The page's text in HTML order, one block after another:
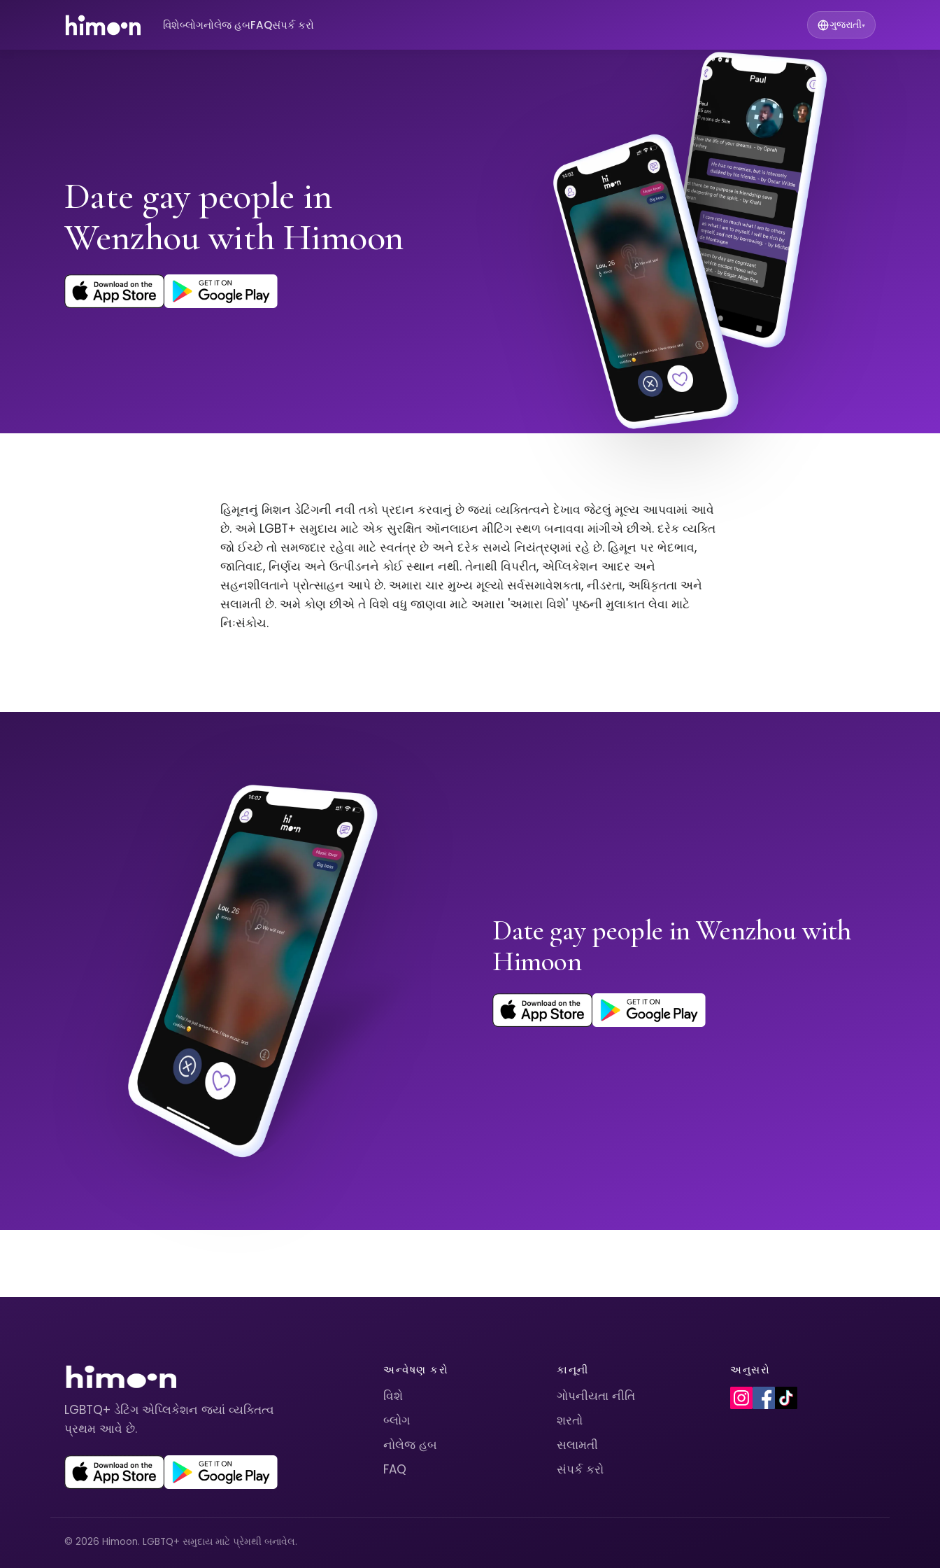
વિશેબ્લોગનોલેજ હબFAQસંપર્ક કરો ગુજરાતી▾
Date gay people in
Wenzhou with Himoon
હિમૂનનું મિશન ડેટિંગની નવી તકો પ્રદાન કરવાનું છે જ્યાં વ્યક્તિત્વને દેખાવ જેટલું મૂલ્ય આપવામાં આવે
છે. અમે LGBT+ સમુદાય માટે એક સુરક્ષિત ઑનલાઇન મીટિંગ સ્થળ બનાવવા માંગીએ છીએ. દરેક વ્યક્તિ
જો ઈચ્છે તો સમજદાર રહેવા માટે સ્વતંત્ર છે અને દરેક સમયે નિયંત્રણમાં રહે છે. હિમૂન પર ભેદભાવ,
જાતિવાદ, નિર્ણય અને ઉત્પીડનને કોઈ સ્થાન નથી. તેનાથી વિપરીત, એપ્લિકેશન આદર અને
સહનશીલતાને પ્રોત્સાહન આપે છે. અમારા ચાર મુખ્ય મૂલ્યો સર્વસમાવેશકતા, નીડરતા, અધિકૃતતા અને
સલામતી છે. અમે કોણ છીએ તે વિશે વધુ જાણવા માટે અમારા 'અમારા વિશે' પૃષ્ઠની મુલાકાત લેવા માટે
નિઃસંકોચ.
Date gay people in Wenzhou with
Himoon
LGBTQ+ ડેટિંગ એપ્લિકેશન જ્યાં વ્યક્તિત્વ
પ્રથમ આવે છે.
અન્વેષણ કરો
વિશે
બ્લોગ
નોલેજ હબ
FAQ
કાનૂની
ગોપનીયતા નીતિ
શરતો
સલામતી
સંપર્ક કરો
અનુસરો
© 2026 Himoon. LGBTQ+ સમુદાય માટે પ્રેમથી બનાવેલ.